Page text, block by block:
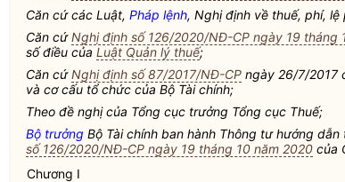
Căn cứ các Luật, Pháp lệnh, Nghị định về thuế, phí,
Căn cứNghị định số 126/2020/NĐ-CP ngày 19 tháng
số điều của Luật Quản lý thuế;
Căn cứNghị định số 87/2017/NĐ-CP ngày 26/7/2017
và cơ cấu tổ chức của Bộ Tài chính;
Theo đề nghị của Tổng cục trưởng Tổng cục Thuế;
Bộ trưởng Bộ Tài chính ban hành Thông tư hướng dẫn
số 126/2020/NĐ-CP ngày 19 tháng 10 năm 2020 của
Chương I